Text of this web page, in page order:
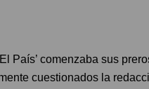
País’ comenzaba sus
cuestionados la